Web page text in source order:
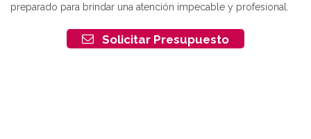
preparado para brindar una atención impecable y profesional.
Solicitar Presupuesto